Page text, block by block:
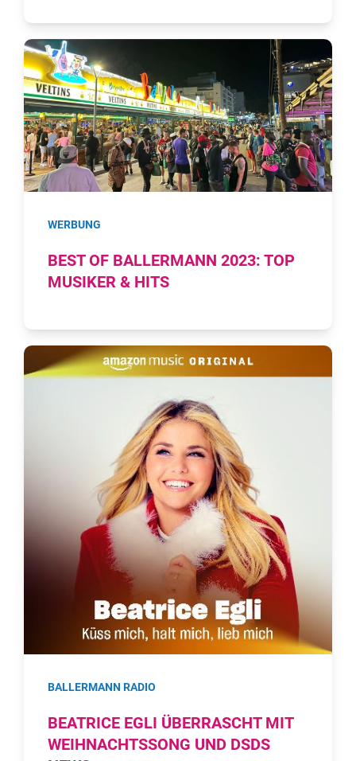
WERBUNG
BEST OF BALLERMANN 2023: TOP
MUSIKER & HITS
BALLERMANN RADIO
BEATRICE EGLI ÜBERRASCHT MIT
WEIHNACHTSSONG UND DSDS